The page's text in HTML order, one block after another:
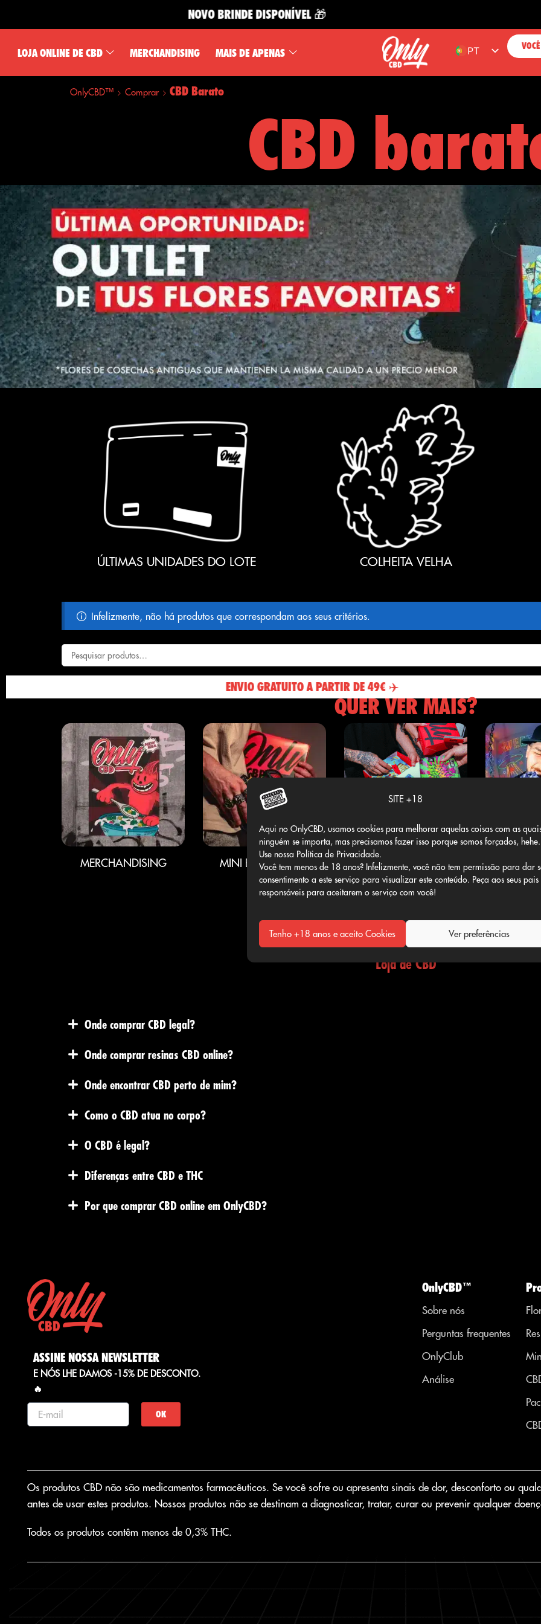
SITE +18
Aqui no OnlyCBD, usamos cookies para melhorar aquelas coisas com as
ninguém se importa, mas precisamos fazer isso porque somos forçados, hehe.
Use nossa Política de Privacidade.
Você tem menos de 18 anos? Infelizmente, você não tem permissão para dar
consentimento a este serviço para visualizar este conteúdo. Peça aos seus pais
responsáveis para aceitarem o serviço com você!
Tenho +18 anos e aceito Cookies Ver preferências
NOVO BRINDE DISPONÍVEL 🎁
LOJA ONLINE DE CBD MERCHANDISING MAIS DE APENAS
PT
DE
OnlyCBD™ Comprar CBD Barato
CBD
ÚLTIMAS UNIDADES DO LOTE COLHEITA VELHA
Infelizmente, não há produtos que correspondam aos seus critérios.
ENVIO GRATUITO A PARTIR DE 49€ ✈️
QUER VER MAIS?
FLORES CBD MERCHANDISING MINI BOTÕES CBD
Loja de CBD
Onde comprar CBD legal?
Onde comprar resinas CBD online?
Onde encontrar CBD perto de mim?
Como o CBD atua no corpo?
O CBD é legal?
Diferenças entre CBD e THC
Por que comprar CBD online em OnlyCBD?
ASSINE NOSSA NEWSLETTER
E NÓS LHE DAMOS -15% DE DESCONTO.
🔥
OK
OnlyCBD™
Sobre nós
Perguntas frequentes
OnlyClub
Análise
Os produtos CBD não são medicamentos farmacêuticos. Se você sofre ou apresenta sinais de dor, desconforto ou
antes de usar estes produtos. Nossos produtos não se destinam a diagnosticar, tratar, curar ou prevenir qualquer
Todos os produtos contêm menos de 0,3% THC.